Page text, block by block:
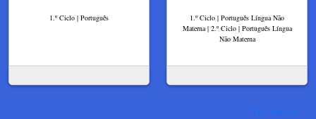
1.º Ciclo | Português
1.º Ciclo | Português Língua Não
Materna | 2.º Ciclo | Português Língua
Não Materna
Ver mais